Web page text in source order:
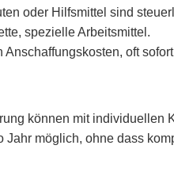
oder Hilfsmittel sind
spezielle Arbeitsmittel.
oft
können mit individuellen
Jahr möglich, ohne dass